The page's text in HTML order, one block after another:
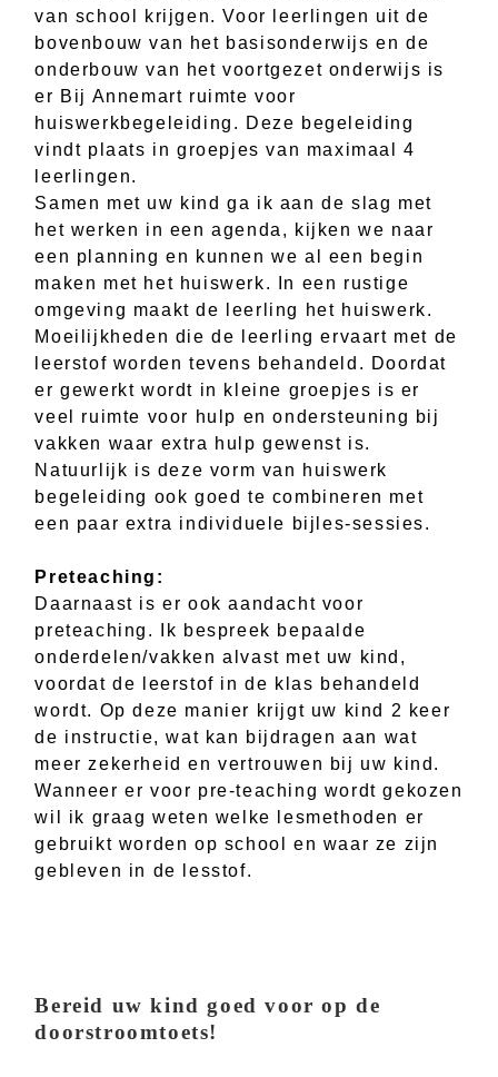
van school krijgen. Voor leerlingen uit de
bovenbouw van het basisonderwijs en de
onderbouw van het voortgezet onderwijs is
er Bij Annemart ruimte voor
huiswerkbegeleiding. Deze begeleiding
vindt plaats in groepjes van maximaal 4
leerlingen.
Samen met uw kind ga ik aan de slag met
het werken in een agenda, kijken we naar
een planning en kunnen we al een begin
maken met het huiswerk. In een rustige
omgeving maakt de leerling het huiswerk.
Moeilijkheden die de leerling ervaart met de
leerstof worden tevens behandeld. Doordat
er gewerkt wordt in kleine groepjes is er
veel ruimte voor hulp en ondersteuning bij
vakken waar extra hulp gewenst is.
Natuurlijk is deze vorm van huiswerk
begeleiding ook goed te combineren met
een paar extra individuele bijles-sessies.
Preteaching:
Daarnaast is er ook aandacht voor
preteaching. Ik bespreek bepaalde
onderdelen/vakken alvast met uw kind,
voordat de leerstof in de klas behandeld
wordt. Op deze manier krijgt uw kind 2 keer
de instructie, wat kan bijdragen aan wat
meer zekerheid en vertrouwen bij uw kind.
Wanneer er voor pre-teaching wordt gekozen
wil ik graag weten welke lesmethoden er
gebruikt worden op school en waar ze zijn
gebleven in de lesstof.
Bereid uw kind goed voor op de
doorstroomtoets!